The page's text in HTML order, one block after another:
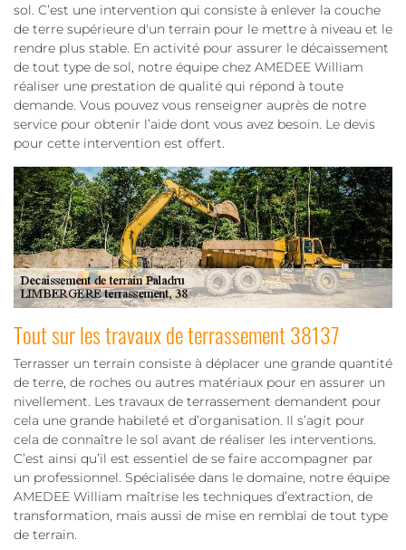
sol. C’est une intervention qui consiste à enlever la couche
de terre supérieure d'un terrain pour le mettre à niveau et le
rendre plus stable. En activité pour assurer le décaissement
de tout type de sol, notre équipe chez AMEDEE William
réaliser une prestation de qualité qui répond à toute
demande. Vous pouvez vous renseigner auprès de notre
service pour obtenir l’aide dont vous avez besoin. Le devis
pour cette intervention est offert.
Tout sur les travaux de terrassement 38137
Terrasser un terrain consiste à déplacer une grande quantité
de terre, de roches ou autres matériaux pour en assurer un
nivellement. Les travaux de terrassement demandent pour
cela une grande habileté et d’organisation. Il s’agit pour
cela de connaître le sol avant de réaliser les interventions.
C’est ainsi qu’il est essentiel de se faire accompagner par
un professionnel. Spécialisée dans le domaine, notre équipe
AMEDEE William maîtrise les techniques d’extraction, de
transformation, mais aussi de mise en remblai de tout type
de terrain.